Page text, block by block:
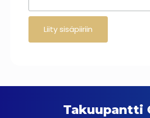
Takuupantti